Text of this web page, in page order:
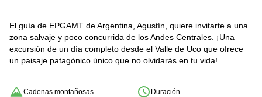
El guía de EPGAMT de Argentina, Agustín, quiere invitarte a una
zona salvaje y poco concurrida de los Andes Centrales. ¡Una
excursión de un día completo desde el Valle de Uco que ofrece
un paisaje patagónico único que no olvidarás en tu vida!
Cadenas montañosas Duración